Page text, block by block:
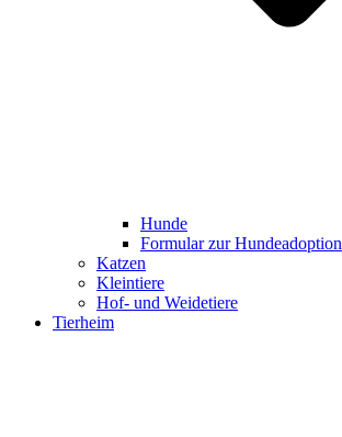
Hunde
Formular zur Hundeadoption
Katzen
Kleintiere
Hof- und Weidetiere
Tierheim